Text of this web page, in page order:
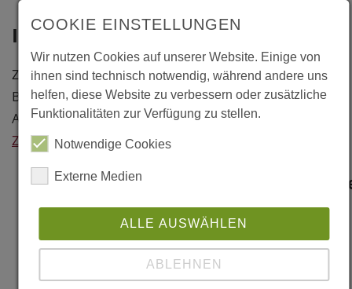
Information
Zusatzattribut: Mischkonstruktion
Baujahr: 1998
Architekt: Atelier LabFac, F-Paris
Zurück
F-29000
Quimper
Finistère
Frankreich
"Frankreich
Band
COOKIE EINSTELLUNGEN
Wir nutzen Cookies auf unserer Website. Einige von
ihnen sind technisch notwendig, während andere uns
helfen, diese Website zu verbessern oder zusätzliche
Funktionalitäten zur Verfügung zu stellen.
Notwendige Cookies
Externe Medien
ALLE AUSWÄHLEN
ABLEHNEN